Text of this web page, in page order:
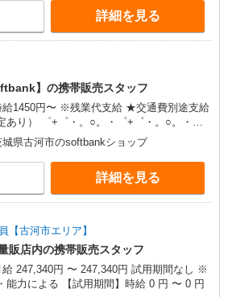
払い可能（規程有）★ ゜・。○。・゜
○。・゜+゜
詳細を見る
】の携帯販売スタッフ
給1450円〜 ※残業代支給 ★交通費別途支給
・。○。・゜+゜・。○。・゜
祝い金10万円支給(規定有) お友達を紹介
インセンティブ支給(規定有) ★月2回払
払い可能（規程有）★ ゜・。○。・゜
○。・゜+゜
城県古河市のsoftbankショップ
詳細を見る
【古河市エリア】
販店内の携帯販売スタッフ
給 247,340円 〜 247,340円 試用期間なし ※
経験・能力による 【試用期間】時給 0 円 〜 0 円